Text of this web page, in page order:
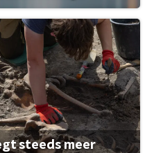
steeds meer